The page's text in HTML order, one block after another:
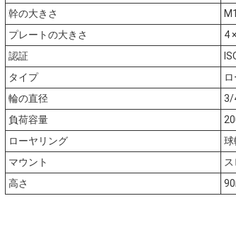
幹の大きさ
プレートの大きさ
4
認証
タイプ
輪の直径
3/
負荷容量
ローヤリング
球
マウント
高さ